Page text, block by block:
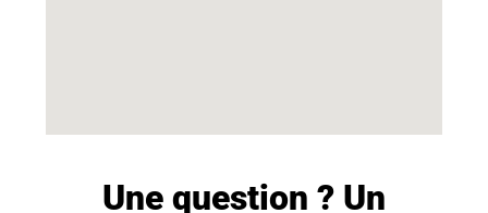
Une question ? Un